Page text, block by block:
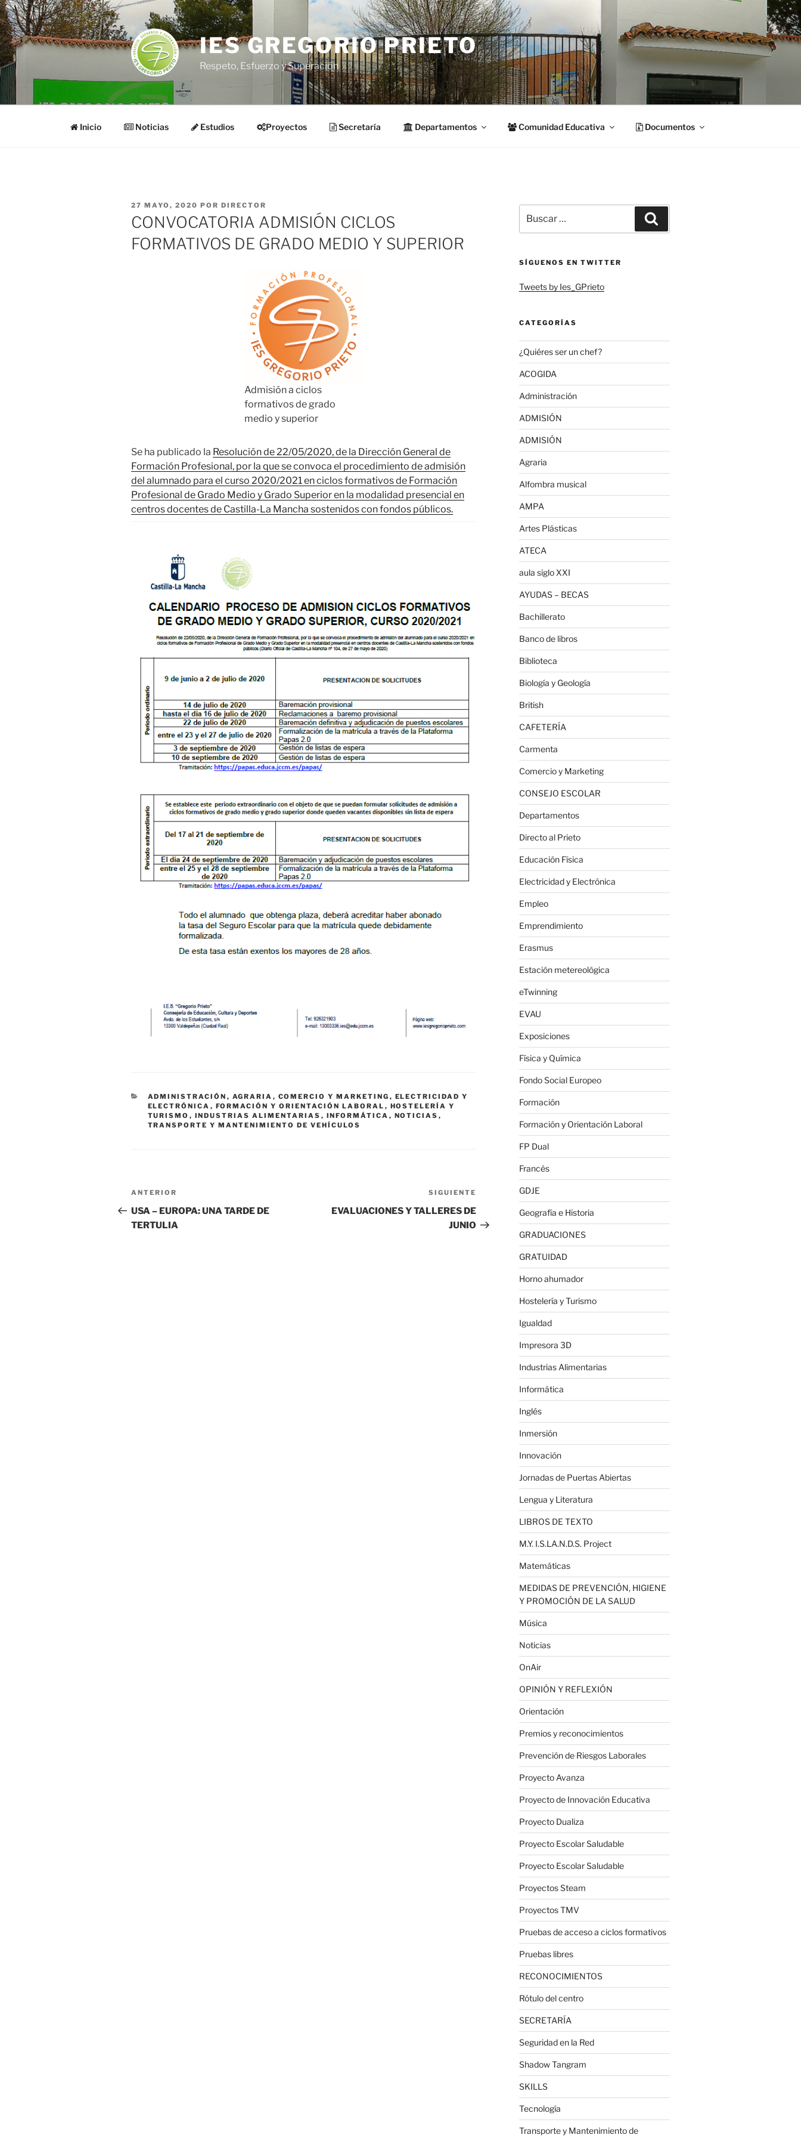
Saltar
al
contenido
IES GREGORIO PRIETO
Respeto, Esfuerzo y Superación
Inicio Noticias Estudios Proyectos Secretaría Departamentos Comunidad Educativa Documentos
PUBLICADO
EL
27 MAYO, 2020 POR DIRECTOR
CONVOCATORIA ADMISIÓN CICLOS
FORMATIVOS DE GRADO MEDIO Y SUPERIOR
Admisión a ciclos
formativos de grado
medio y superior
Se ha publicado la Resolución de 22/05/2020, de la Dirección General de
Formación Profesional, por la que se convoca el procedimiento de admisión
del alumnado para el curso 2020/2021 en ciclos formativos de Formación
Profesional de Grado Medio y Grado Superior en la modalidad presencial en
centros docentes de Castilla-La Mancha sostenidos con fondos públicos.
CATEGORÍAS
ADMINISTRACIÓN , AGRARIA , COMERCIO Y MARKETING , ELECTRICIDAD Y
ELECTRÓNICA , FORMACIÓN Y ORIENTACIÓN LABORAL , HOSTELERÍA Y
TURISMO , INDUSTRIAS ALIMENTARIAS , INFORMÁTICA , NOTICIAS ,
TRANSPORTE Y MANTENIMIENTO DE VEHÍCULOS
Navegación
de
entradas
Entrada
anterior:
ANTERIOR
USA – EUROPA: UNA TARDE DE
TERTULIA
entrada
SIGUIENTE
EVALUACIONES Y TALLERES DE
JUNIO
por:
SÍGUENOS EN TWITTER
Tweets by Ies_GPrieto
CATEGORÍAS
¿Quiéres ser un chef?
ACOGIDA
Administración
ADMISIÓN
ADMISIÓN
Agraria
Alfombra musical
AMPA
Artes Plásticas
ATECA
aula siglo XXI
AYUDAS – BECAS
Bachillerato
Banco de libros
Biblioteca
Biología y Geología
British
CAFETERÍA
Carmenta
Comercio y Marketing
CONSEJO ESCOLAR
Departamentos
Directo al Prieto
Educación Física
Electricidad y Electrónica
Empleo
Emprendimiento
Erasmus
Estación metereológica
eTwinning
EVAU
Exposiciones
Física y Química
Fondo Social Europeo
Formación
Formación y Orientación Laboral
FP Dual
Francés
GDJE
Geografía e Historia
GRADUACIONES
GRATUIDAD
Horno ahumador
Hostelería y Turismo
Igualdad
Impresora 3D
Industrias Alimentarias
Informática
Inglés
Inmersión
Innovación
Jornadas de Puertas Abiertas
Lengua y Literatura
LIBROS DE TEXTO
M.Y. I.S.LA.N.D.S. Project
Matemáticas
MEDIDAS DE PREVENCIÓN, HIGIENE
Y PROMOCIÓN DE LA SALUD
Música
Noticias
OnAir
OPINIÓN Y REFLEXIÓN
Orientación
Premios y reconocimientos
Prevención de Riesgos Laborales
Proyecto Avanza
Proyecto de Innovación Educativa
Proyecto Dualiza
Proyecto Escolar Saludable
Proyecto Escolar Saludable
Proyectos Steam
Proyectos TMV
Pruebas de acceso a ciclos formativos
Pruebas libres
RECONOCIMIENTOS
Rótulo del centro
SECRETARÍA
Seguridad en la Red
Shadow Tangram
SKILLS
Tecnología
Transporte y Mantenimiento de